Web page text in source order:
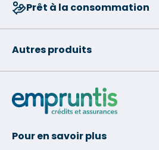
Prêt à la consommation
Autres produits
Pour en savoir plus